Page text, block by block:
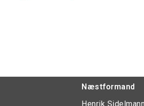
Næstformand
Henrik